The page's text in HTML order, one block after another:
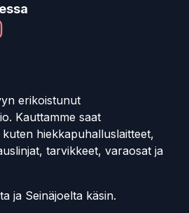
erikoistunut
Kauttamme saat
hiekkapuhalluslaitteet,
tarvikkeet, varaosat ja
ja Seinäjoelta käsin.